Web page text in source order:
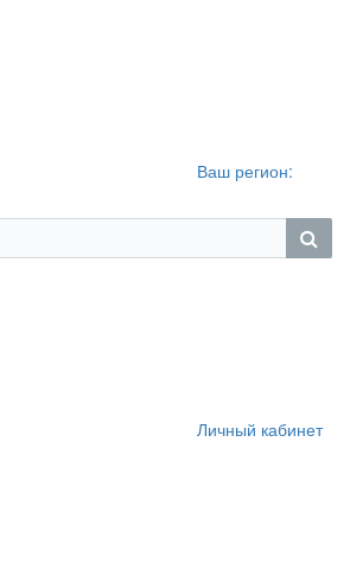
Ваш регион:
Личный кабинет